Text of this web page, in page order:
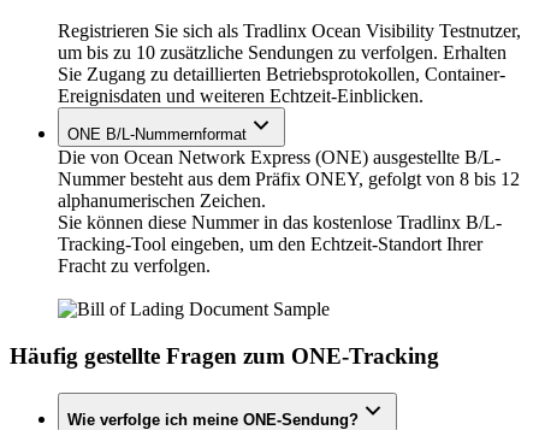
Registrieren Sie sich als Tradlinx Ocean Visibility Testnutzer,
um bis zu 10 zusätzliche Sendungen zu verfolgen. Erhalten
Sie Zugang zu detaillierten Betriebsprotokollen, Container-
Ereignisdaten und weiteren Echtzeit-Einblicken.
ONE B/L-Nummernformat
Die von Ocean Network Express (ONE) ausgestellte B/L-
Nummer besteht aus dem Präfix ONEY, gefolgt von 8 bis 12
alphanumerischen Zeichen.
Sie können diese Nummer in das kostenlose Tradlinx B/L-
Tracking-Tool eingeben, um den Echtzeit-Standort Ihrer
Fracht zu verfolgen.
Häufig gestellte Fragen zum ONE-Tracking
Wie verfolge ich meine ONE-Sendung?